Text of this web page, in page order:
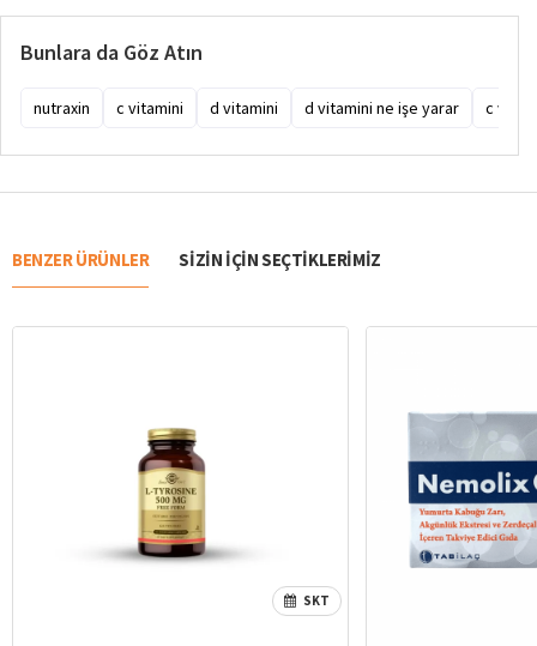
Bunlara da Göz Atın
nutraxin c vitamini d vitamini d vitamini ne işe yarar c
BENZER ÜRÜNLER SIZIN IÇIN SEÇTIKLERIMIZ
SKT